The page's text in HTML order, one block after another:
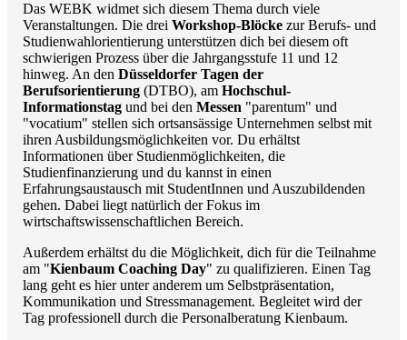
Das WEBK widmet sich diesem Thema durch viele
Veranstaltungen. Die dreiWorkshop-Blöckezur Berufs- und
Studienwahlorientierung unterstützen dich bei diesem oft
schwierigen Prozess über die Jahrgangsstufe 11 und 12
hinweg. An denDüsseldorfer Tagen der
Berufsorientierung (DTBO), amHochschul-
Informationstag und bei denMessen "parentum" und
"vocatium" stellen sich ortsansässige Unternehmen selbst mit
ihren Ausbildungsmöglichkeiten vor. Du erhältst
Informationen über Studienmöglichkeiten, die
Studienfinanzierung und du kannst in einen
Erfahrungsaustausch mit StudentInnen und Auszubildenden
gehen. Dabei liegt natürlich der Fokus im
wirtschaftswissenschaftlichen Bereich.
Außerdem erhältst du die Möglichkeit, dich für die Teilnahme
am "Kienbaum Coaching Day" zu qualifizieren. Einen Tag
lang geht es hier unter anderem um Selbstpräsentation,
Kommunikation und Stressmanagement. Begleitet wird der
Tag professionell durch die Personalberatung Kienbaum.